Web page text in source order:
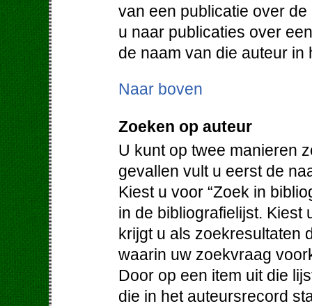
van een publicatie over
u naar publicaties over
de naam van die auteur in
Naar boven
Zoeken op auteur
U kunt op twee manieren
gevallen vult u eerst de
Kiest u voor “Zoek in
in de bibliografielijst. Kiest
krijgt u als zoekresultaten
waarin uw zoekvraag
Door op een item uit die
die in het auteursrecord